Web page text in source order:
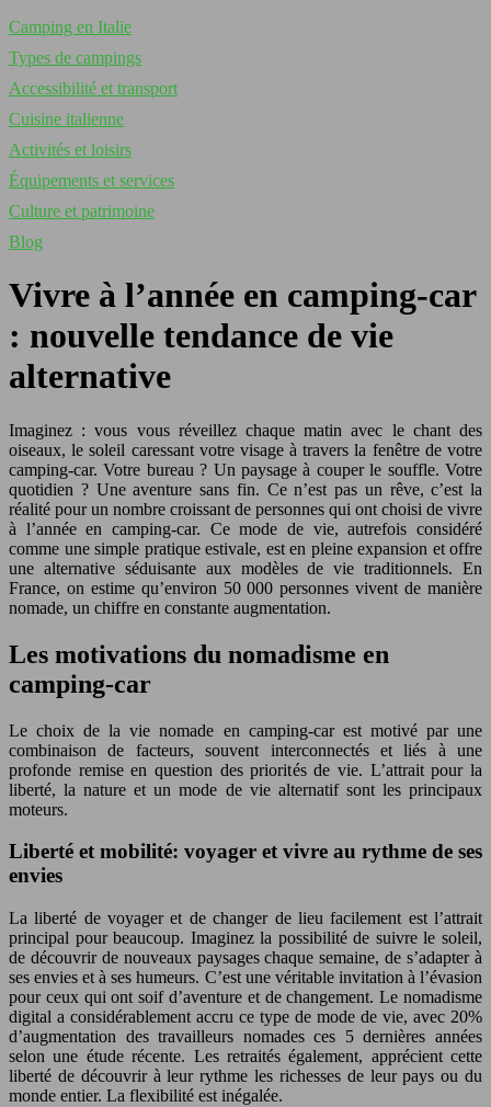
Camping en Italie
Types de campings
Accessibilité et transport
Cuisine italienne
Activités et loisirs
Équipements et services
Culture et patrimoine
Blog
Vivre à l’année en camping-car
: nouvelle tendance de vie
alternative
Imaginez : vous vous réveillez chaque matin avec le chant des
oiseaux, le soleil caressant votre visage à travers la fenêtre de votre
camping-car. Votre bureau ? Un paysage à couper le souffle. Votre
quotidien ? Une aventure sans fin. Ce n’est pas un rêve, c’est la
réalité pour un nombre croissant de personnes qui ont choisi de vivre
à l’année en camping-car. Ce mode de vie, autrefois considéré
comme une simple pratique estivale, est en pleine expansion et offre
une alternative séduisante aux modèles de vie traditionnels. En
France, on estime qu’environ 50 000 personnes vivent de manière
nomade, un chiffre en constante augmentation.
Les motivations du nomadisme en
camping-car
Le choix de la vie nomade en camping-car est motivé par une
combinaison de facteurs, souvent interconnectés et liés à une
profonde remise en question des priorités de vie. L’attrait pour la
liberté, la nature et un mode de vie alternatif sont les principaux
moteurs.
Liberté et mobilité: voyager et vivre au rythme de ses
envies
La liberté de voyager et de changer de lieu facilement est l’attrait
principal pour beaucoup. Imaginez la possibilité de suivre le soleil,
de découvrir de nouveaux paysages chaque semaine, de s’adapter à
ses envies et à ses humeurs. C’est une véritable invitation à l’évasion
pour ceux qui ont soif d’aventure et de changement. Le nomadisme
digital a considérablement accru ce type de mode de vie, avec 20%
d’augmentation des travailleurs nomades ces 5 dernières années
selon une étude récente. Les retraités également, apprécient cette
liberté de découvrir à leur rythme les richesses de leur pays ou du
monde entier. La flexibilité est inégalée.